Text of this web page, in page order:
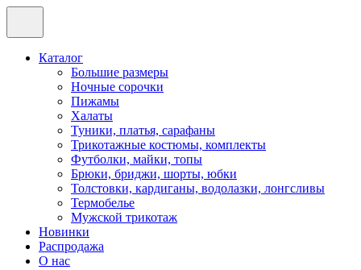
Каталог
Большие размеры
Ночные сорочки
Пижамы
Халаты
Туники, платья, сарафаны
Трикотажные костюмы, комплекты
Футболки, майки, топы
Брюки, бриджи, шорты, юбки
Толстовки, кардиганы, водолазки, лонгсливы
Термобелье
Мужской трикотаж
Новинки
Распродажа
О нас